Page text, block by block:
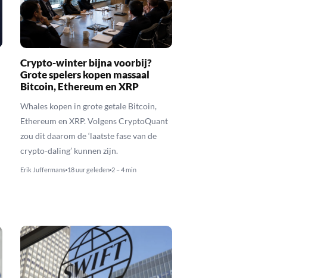
Crypto-winter bijna voorbij?
Grote spelers kopen massaal
Bitcoin, Ethereum en XRP
Whales kopen in grote getale Bitcoin,
Ethereum en XRP. Volgens CryptoQuant
zou dit daarom de ‘laatste fase van de
crypto-daling’ kunnen zijn.
Erik Juffermans 18 uur geleden 2 – 4 min